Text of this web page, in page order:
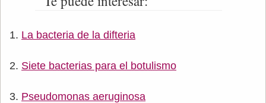
La bacteria de la difteria
Siete bacterias para el botulismo
Pseudomonas aeruginosa